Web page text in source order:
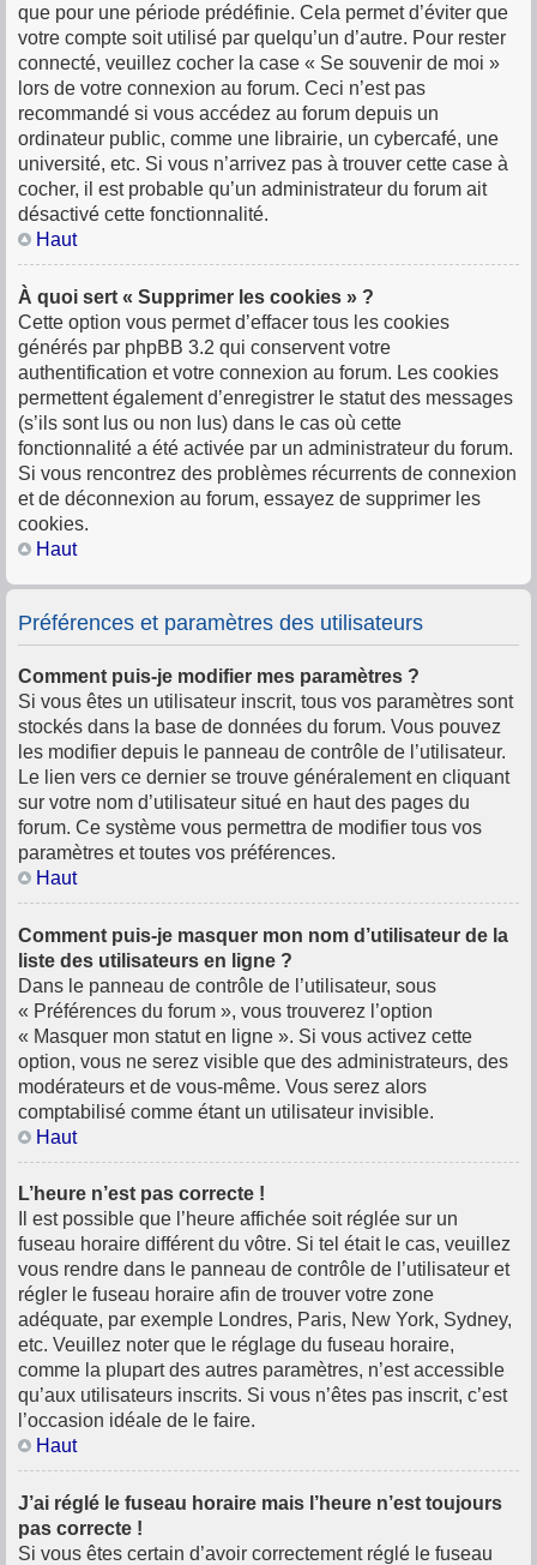
que pour une période prédéfinie. Cela permet d’éviter que
votre compte soit utilisé par quelqu’un d’autre. Pour rester
connecté, veuillez cocher la case « Se souvenir de moi »
lors de votre connexion au forum. Ceci n’est pas
recommandé si vous accédez au forum depuis un
ordinateur public, comme une librairie, un cybercafé, une
université, etc. Si vous n’arrivez pas à trouver cette case à
cocher, il est probable qu’un administrateur du forum ait
désactivé cette fonctionnalité.
Haut
À quoi sert « Supprimer les cookies » ?
Cette option vous permet d’effacer tous les cookies
générés par phpBB 3.2 qui conservent votre
authentification et votre connexion au forum. Les cookies
permettent également d’enregistrer le statut des messages
(s’ils sont lus ou non lus) dans le cas où cette
fonctionnalité a été activée par un administrateur du forum.
Si vous rencontrez des problèmes récurrents de connexion
et de déconnexion au forum, essayez de supprimer les
cookies.
Haut
Préférences et paramètres des utilisateurs
Comment puis-je modifier mes paramètres ?
Si vous êtes un utilisateur inscrit, tous vos paramètres sont
stockés dans la base de données du forum. Vous pouvez
les modifier depuis le panneau de contrôle de l’utilisateur.
Le lien vers ce dernier se trouve généralement en cliquant
sur votre nom d’utilisateur situé en haut des pages du
forum. Ce système vous permettra de modifier tous vos
paramètres et toutes vos préférences.
Haut
Comment puis-je masquer mon nom d’utilisateur de la
liste des utilisateurs en ligne ?
Dans le panneau de contrôle de l’utilisateur, sous
« Préférences du forum », vous trouverez l’option
« Masquer mon statut en ligne ». Si vous activez cette
option, vous ne serez visible que des administrateurs, des
modérateurs et de vous-même. Vous serez alors
comptabilisé comme étant un utilisateur invisible.
Haut
L’heure n’est pas correcte !
Il est possible que l’heure affichée soit réglée sur un
fuseau horaire différent du vôtre. Si tel était le cas, veuillez
vous rendre dans le panneau de contrôle de l’utilisateur et
régler le fuseau horaire afin de trouver votre zone
adéquate, par exemple Londres, Paris, New York, Sydney,
etc. Veuillez noter que le réglage du fuseau horaire,
comme la plupart des autres paramètres, n’est accessible
qu’aux utilisateurs inscrits. Si vous n’êtes pas inscrit, c’est
l’occasion idéale de le faire.
Haut
J’ai réglé le fuseau horaire mais l’heure n’est toujours
pas correcte !
Si vous êtes certain d’avoir correctement réglé le fuseau